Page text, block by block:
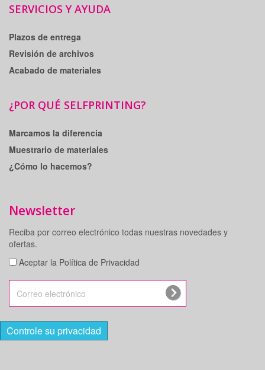
SERVICIOS Y AYUDA
Plazos de entrega
Revisión de archivos
Acabado de materiales
¿POR QUÉ SELFPRINTING?
Marcamos la diferencia
Muestrario de materiales
¿Cómo lo hacemos?
Newsletter
Reciba por correo electrónico todas nuestras novedades y
ofertas.
Aceptar la Política de Privacidad
Controle su privacidad